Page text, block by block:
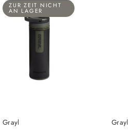
ZUR ZEIT NICHT
AN LAGER
Grayl Grayl